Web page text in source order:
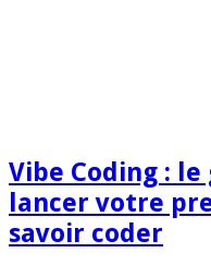
Vibe Coding :
lancer votre
savoir coder